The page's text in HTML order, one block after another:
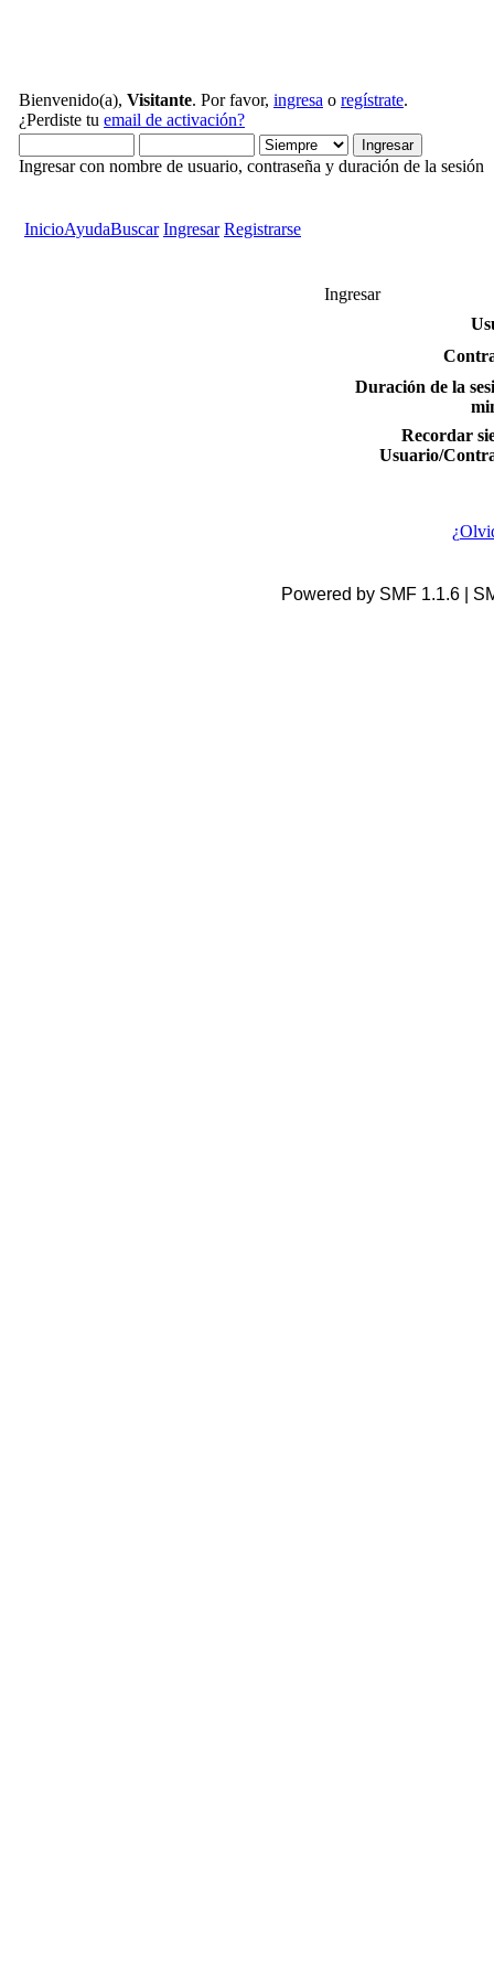
Bienvenido(a), Visitante. Por favor, ingresa o regístrate.
¿Perdiste tu email de activación?
Ingresar con nombre de usuario, contraseña y duración de la sesión
InicioAyudaBuscar Ingresar Registrarse
Ingresar
Duración de la
Recordar
Usuario/
Powered by SMF 1.1.6 |